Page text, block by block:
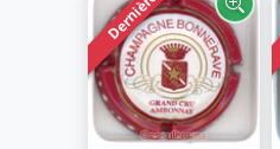
Dernière !